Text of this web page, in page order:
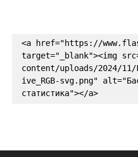
<a href="https://
target="_blank"><img
content/uploads/2024/11/
ive_RGB-svg.png"
статистика"></a>